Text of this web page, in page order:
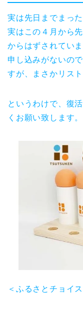
実は先日までまっ
実はこの４月から
からはずされてい
申し込みがないの
すが、まさかリス
というわけで、復
くお願い致します。
＜ふるさとチョイス